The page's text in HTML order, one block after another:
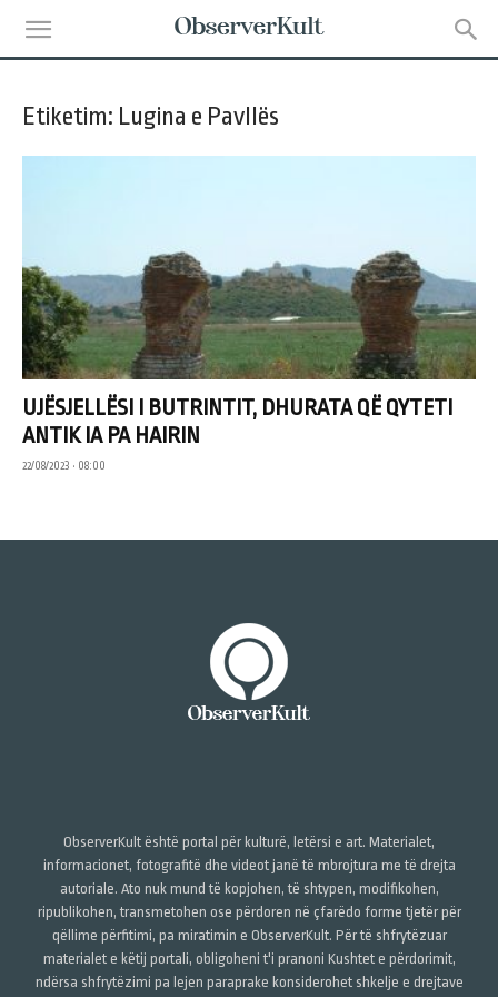
Etiketim: Lugina e Pavllës
UJËSJELLËSI I BUTRINTIT, DHURATA QË QYTETI
ANTIK IA PA HAIRIN
22/08/2023 • 08:00
ObserverKult është portal për kulturë, letërsi e art. Materialet,
informacionet, fotografitë dhe videot janë të mbrojtura me të drejta
autoriale. Ato nuk mund të kopjohen, të shtypen, modifikohen,
ripublikohen, transmetohen ose përdoren në çfarëdo forme tjetër për
qëllime përfitimi, pa miratimin e ObserverKult. Për të shfrytëzuar
materialet e këtij portali, obligoheni t'i pranoni Kushtet e përdorimit,
ndërsa shfrytëzimi pa lejen paraprake konsiderohet shkelje e drejtave